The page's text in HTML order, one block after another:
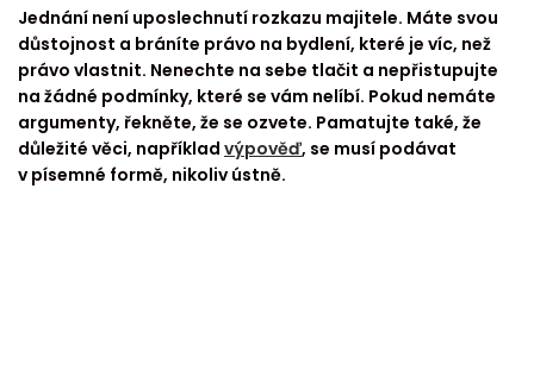
Jednání není uposlechnutí rozkazu majitele. Máte svou
důstojnost a bráníte právo na bydlení, které je víc, než
právo vlastnit. Nenechte na sebe tlačit a nepřistupujte
na žádné podmínky, které se vám nelíbí. Pokud nemáte
argumenty, řekněte, že se ozvete. Pamatujte také, že
důležité věci, například výpověď, se musí podávat
v písemné formě, nikoliv ústně.